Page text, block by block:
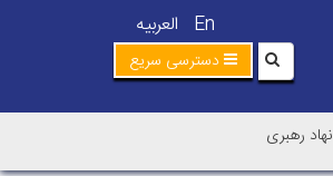
En العربیه
دسترسی سریع
نهاد رهبری